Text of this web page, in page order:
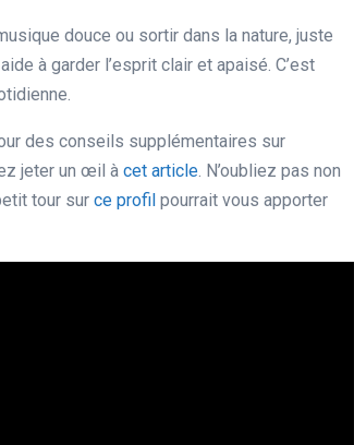
douce ou sortir dans la nature, juste
à garder l’esprit clair et apaisé. C’est
des conseils supplémentaires sur
jeter un œil à cet article . N’oubliez pas non
tour sur ce profil pourrait vous apporter